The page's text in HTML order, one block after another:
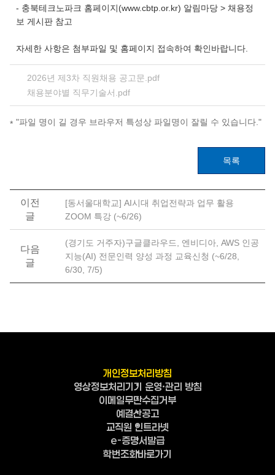
- 충북테크노파크 홈페이지(www.cbtp.or.kr) 알림마당 > 채용정
보 게시판 참고
자세한 사항은 첨부파일 및 홈페이지 접속하여 확인바랍니다.
2026년 제3차 직원채용 공고문.pdf
채용분야별 직무기술서.pdf
"파일 명이 길 경우 브라우저 특성상 파일명이 잘릴 수 있습니다."
목록
이전
글
[동서울대학교] AI시대 취업전략과 업무 활용
ZOOM 특강 (~6/26)
다음
글
(경기도 거주자)구글클라우드, 엔비디아, AWS 인공
지능(AI) 전문인력 양성 과정 교육신청 (~6/28,
6/30, 7/5)
개인정보처리방침
영상정보처리기기 운영·관리 방침
이메일무단수집거부
예결산공고
교직원 인트라넷
e-증명서발급
학번조회바로가기